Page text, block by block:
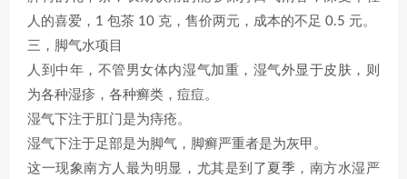
人的喜爱，1 包茶 10 克，售价两元，成本的不足 0.5 元。
三，脚气水项目
人到中年，不管男女体内湿气加重，湿气外显于皮肤，则
为各种湿疹，各种癣类，痘痘。
湿气下注于肛门是为痔疮。
湿气下注于足部是为脚气，脚癣严重者是为灰甲。
这一现象南方人最为明显，尤其是到了夏季，南方水湿严